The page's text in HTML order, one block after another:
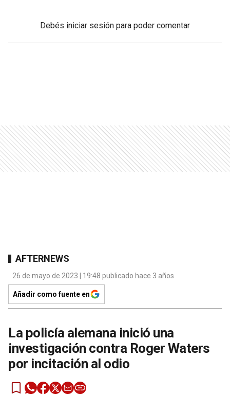
Debés iniciar sesión para poder comentar
AFTERNEWS
26 de mayo de 2023 | 19:48 publicado hace 3 años
Añadir como fuente en
La policía alemana inició una
investigación contra Roger Waters
por incitación al odio